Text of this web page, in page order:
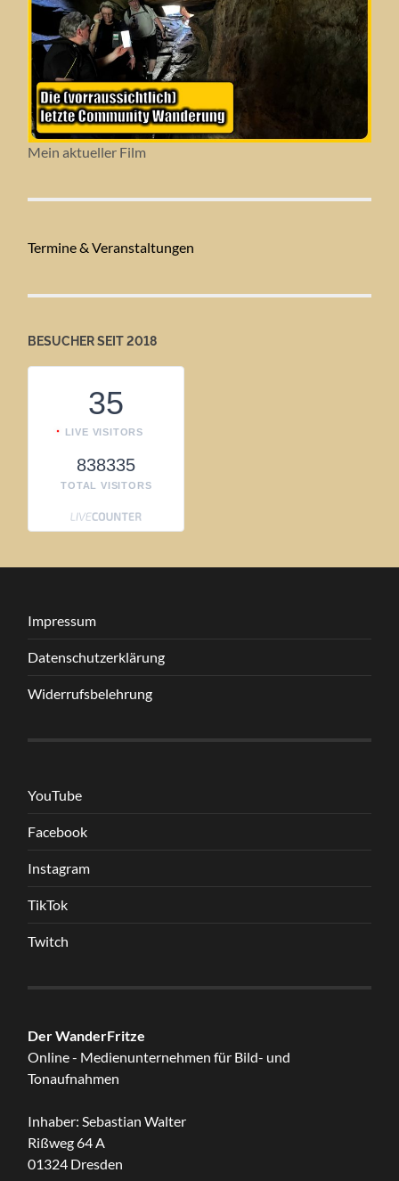
Mein aktueller Film
Termine & Veranstaltungen
BESUCHER SEIT 2018
35
LIVE VISITORS
838335
TOTAL VISITORS
Impressum
Datenschutzerklärung
Widerrufsbelehrung
YouTube
Facebook
Instagram
TikTok
Twitch
Der WanderFritze
Online - Medienunternehmen für Bild- und
Tonaufnahmen
Inhaber: Sebastian Walter
Rißweg 64 A
01324 Dresden